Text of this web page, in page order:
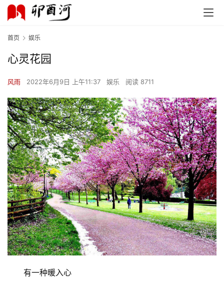
首页 娱乐
心灵花园
风雨 2022年6月9日 上午11:37 娱乐 阅读 8711
有一种暖入心